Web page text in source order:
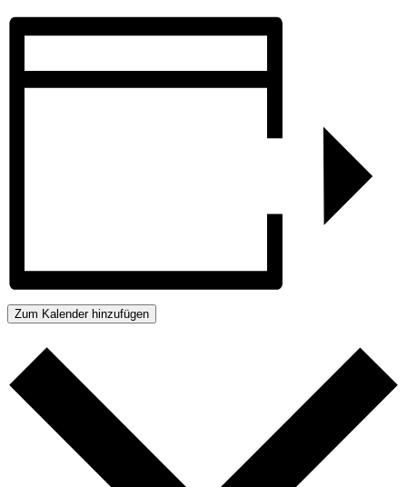
Zum Kalender hinzufügen